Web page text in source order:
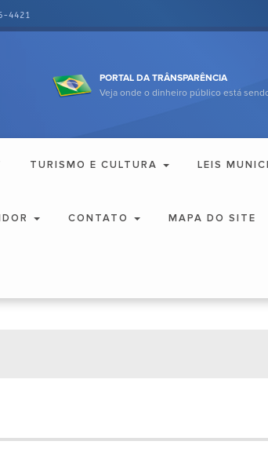
4421
PORTAL DA TRÂNSPARÊNCIA
Veja onde o dinheiro público está
TURISMO E CULTURA LEIS
CONTATO MAPA DO SITE